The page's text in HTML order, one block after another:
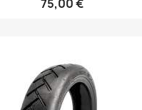
75,00 €